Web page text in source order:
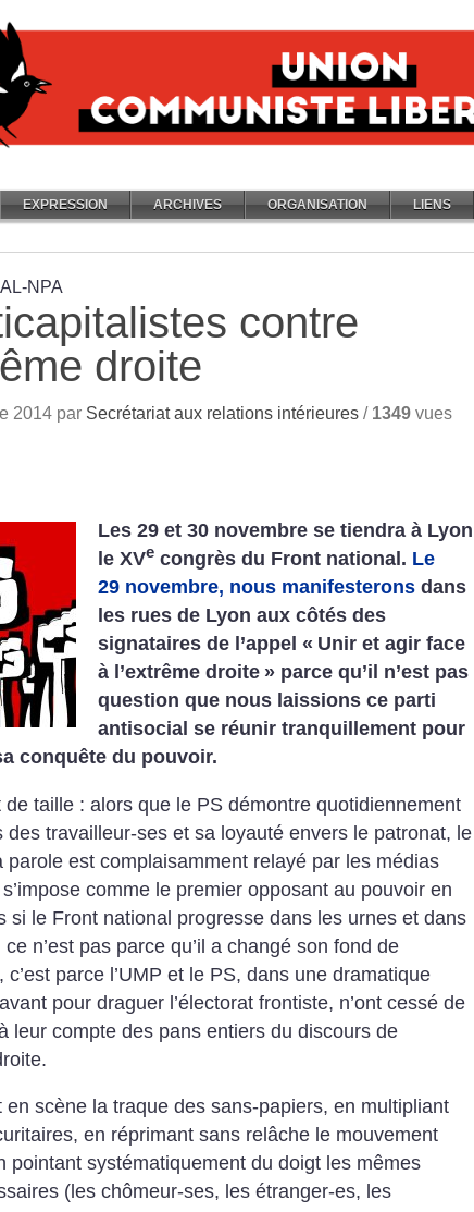
EXPRESSION ARCHIVES ORGANISATION LIENS
NPA
contre
droite
2014 par Secrétariat aux relations intérieures / 1349 vues
Les 29 et 30 novembre se tiendra à Lyon
le XVe congrès du Front national. Le
29 novembre, nous manifesterons dans
les rues de Lyon aux côtés des
signataires de l’appel « Unir et agir face
à l’extrême droite » parce qu’il n’est pas
question que nous laissions ce parti
antisocial se réunir tranquillement pour
conquête du pouvoir.
de taille : alors que le PS démontre quotidiennement
des travailleur-ses et sa loyauté envers le patronat, le
parole est complaisamment relayé par les médias
comme le premier opposant au pouvoir en
si le Front national progresse dans les urnes et dans
n’est pas parce qu’il a changé son fond de
c’est parce l’UMP et le PS, dans une dramatique
pour draguer l’électorat frontiste, n’ont cessé de
leur compte des pans entiers du discours de
en scène la traque des sans-papiers, en multipliant
en réprimant sans relâche le mouvement
pointant systématiquement du doigt les mêmes
(les chômeur-ses, les étranger-es, les